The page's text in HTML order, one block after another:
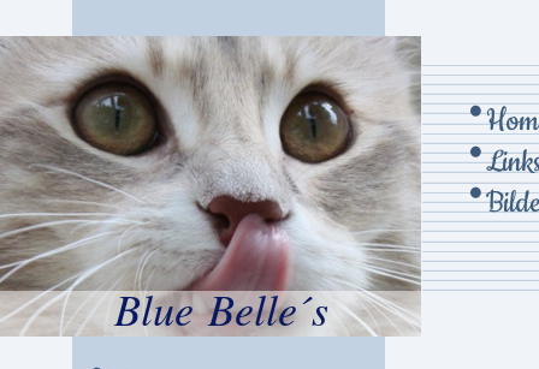
Blue Belle´s